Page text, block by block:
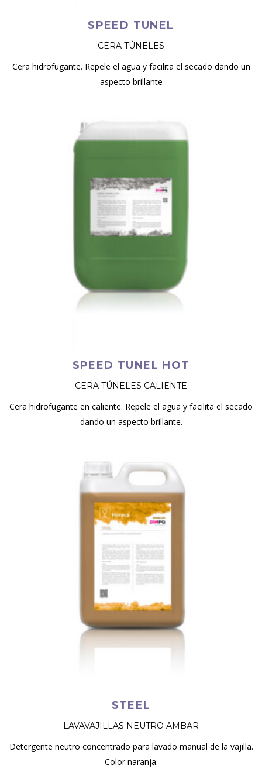
SPEED TUNEL
CERA TÚNELES
Cera hidrofugante. Repele el agua y facilita el secado dando un
aspecto brillante
SPEED TUNEL HOT
CERA TÚNELES CALIENTE
Cera hidrofugante en caliente. Repele el agua y facilita el secado
dando un aspecto brillante.
STEEL
LAVAVAJILLAS NEUTRO AMBAR
Detergente neutro concentrado para lavado manual de la vajilla.
Color naranja.